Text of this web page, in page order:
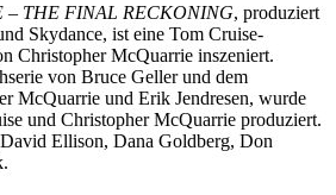
– THE FINAL RECKONING, produziert
Skydance, ist eine Tom Cruise-
Christopher McQuarrie inszeniert.
von Bruce Geller und dem
McQuarrie und Erik Jendresen, wurde
und Christopher McQuarrie produziert.
Ellison, Dana Goldberg, Don